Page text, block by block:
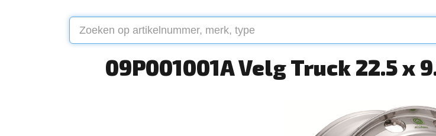
09P001001A Velg Truck 22.5 x